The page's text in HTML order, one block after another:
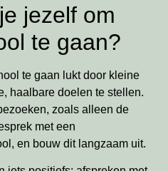
jezelf om
te gaan?
te gaan lukt door kleine
haalbare doelen te stellen.
zoals alleen de
met een
en bouw dit langzaam uit.